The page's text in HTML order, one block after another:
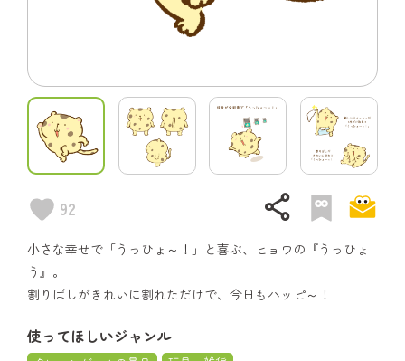
92 share
小さな幸せで「うっひょ～！」と喜ぶ、ヒョウの『うっひょ
う』。
割りばしがきれいに割れただけで、今日もハッピ～！
使ってほしいジャンル